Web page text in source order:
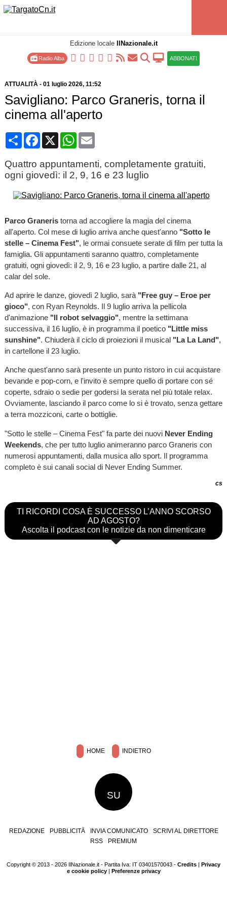
Edizione locale IlNazionale.it
Radio Alba ABBONATI
ATTUALITÀ- 01 luglio 2026, 11:52
Savigliano: Parco Graneris, torna il
cinema all'aperto
CondividiFacebook
X WhatsApp
Email
Quattro appuntamenti, completamente gratuiti,
ogni giovedì: il 2, 9, 16 e 23 luglio
Parco Graneris torna ad accogliere la magia del cinema
all'aperto. Col mese di luglio arriva anche quest'anno "Sotto le
stelle – Cinema Fest", le ormai consuete serate di film per tutta la
famiglia. Gli appuntamenti saranno quattro, completamente
gratuiti, ogni giovedì: il 2, 9, 16 e 23 luglio, a partire dalle 21, al
calar del sole.
Ad aprire le danze, giovedì 2 luglio, sarà "Free guy – Eroe per
gioco", con Ryan Reynolds. Il 9 luglio arriva la pellicola
d'animazione "Il robot selvaggio", mentre la settimana
successiva, il 16 luglio, è in programma il poetico "Little miss
sunshine". Chiuderà il ciclo di proiezioni il musical "La La Land",
in cartellone il 23 luglio.
Anche quest'anno sarà presente un punto ristoro in cui acquistare
bevande e pop-corn, e l'invito è sempre quello di portare con sé
coperte, sdraio o sedie per godersi la serata nel più totale relax.
Ovviamente, lasciando il parco come lo si è trovato, senza gettare
a terra mozziconi, carte o bottiglie.
"Sotto le stelle – Cinema Fest" fa parte dei nuovi Never Ending
Weekends, che per tutto luglio animeranno parco Graneris con
numerosi appuntamenti, dalla musica allo sport. Il programma
completo è sui canali social di Never Ending Summer.
cs
TI RICORDI COSA È SUCCESSO L’ANNO SCORSO
AD AGOSTO?
Ascolta il podcast con le notizie da non dimenticare
HOME INDIETRO
SU
REDAZIONE PUBBLICITÀ INVIA COMUNICATO
SCRIVI AL DIRETTORE
RSS
PREMIUM
Copyright © 2013 - 2026 IlNazionale.it - Partita Iva: IT 03401570043 - Credits | Privacy
e cookie policy| Preferenze privacy